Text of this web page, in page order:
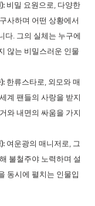
비밀 요원으로, 다양한
사하며 어떤 상황에서
다. 그의 실체는 누구에
않는 비밀스러운 인물
한류스타로, 외모와 매
계 팬들의 사랑을 받지
와 내면의 싸움을 가지
여운광의 매니저로, 그
불철주야 노력하며 설
동시에 펼치는 인물입